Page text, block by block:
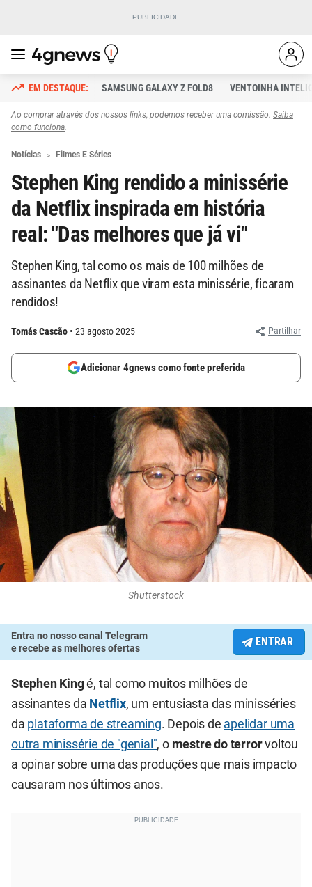
SAMSUNG GALAXY Z FOLD8 VENTOINHA
Ao comprar através dos nossos links, podemos receber uma comissão. Saiba
como funciona.
Notícias Filmes E Séries
Stephen King rendido a minissérie
da Netflix inspirada em história
real: "Das melhores que já vi"
Stephen King, tal como os mais de 100 milhões de
assinantes da Netflix que viram esta minissérie, ficaram
rendidos!
Tomás Cascão 23 agosto 2025 Partilhar
Adicionar 4gnews como fonte preferida
Shutterstock
Entra no nosso canal Telegram
e recebe as melhores ofertas
ENTRAR
Stephen Kingé, tal como muitos milhões de
assinantes da Netflix, um entusiasta das minisséries
da plataforma de streaming. Depois de apelidar uma
outra minissérie de "genial", o mestre do terrorvoltou
a opinar sobre uma das produções que mais impacto
causaram nos últimos anos.